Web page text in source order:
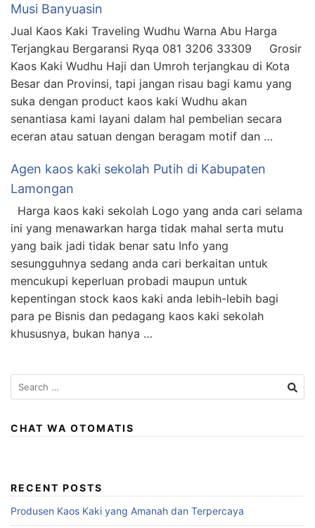
Musi Banyuasin
Jual Kaos Kaki Traveling Wudhu Warna Abu Harga
Terjangkau Bergaransi Ryqa 081 3206 33309 Grosir
Kaos Kaki Wudhu Haji dan Umroh terjangkau di Kota
Besar dan Provinsi, tapi jangan risau bagi kamu yang
suka dengan product kaos kaki Wudhu akan
senantiasa kami layani dalam hal pembelian secara
eceran atau satuan dengan beragam motif dan …
Agen kaos kaki sekolah Putih di Kabupaten
Lamongan
Harga kaos kaki sekolah Logo yang anda cari selama
ini yang menawarkan harga tidak mahal serta mutu
yang baik jadi tidak benar satu Info yang
sesungguhnya sedang anda cari berkaitan untuk
mencukupi keperluan probadi maupun untuk
kepentingan stock kaos kaki anda lebih-lebih bagi
para pe Bisnis dan pedagang kaos kaki sekolah
khususnya, bukan hanya …
Search
for:
CHAT WA OTOMATIS
RECENT POSTS
Produsen Kaos Kaki yang Amanah dan Terpercaya